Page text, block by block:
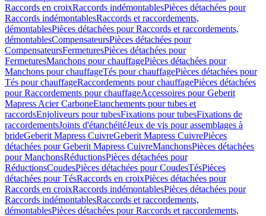
Raccords en croixRaccords indémontablesPièces détachées pour
Raccords indémontablesRaccords et raccordements,
démontablesPièces détachées pour Raccords et raccordements,
démontablesCompensateursPièces détachées pour
CompensateursFermeturesPièces détachées pour
FermeturesManchons pour chauffagePièces détachées pour
Manchons pour chauffageTés pour chauffagePièces détachées pour
Tés pour chauffageRaccordements pour chauffagePièces détachées
pour Raccordements pour chauffageAccessoires pour Geberit
Mapress Acier CarboneEtanchements pour tubes et
raccordsEnjoliveurs pour tubesFixations pour tubesFixations de
raccordementsJoints d'étanchéitéJeux de vis pour assemblages à
brideGeberit Mapress CuivreGeberit Mapress CuivrePièces
détachées pour Geberit Mapress CuivreManchonsPièces détachées
pour ManchonsRéductionsPièces détachées pour
RéductionsCoudesPièces détachées pour CoudesTésPièces
détachées pour TésRaccords en croixPièces détachées pour
Raccords en croixRaccords indémontablesPièces détachées pour
Raccords indémontablesRaccords et raccordements,
démontablesPièces détachées pour Raccords et raccordements,